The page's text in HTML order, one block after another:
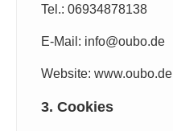
Tel.: 06934878138
E-Mail: info@oubo.de
Website: www.oubo.de
3. Cookies